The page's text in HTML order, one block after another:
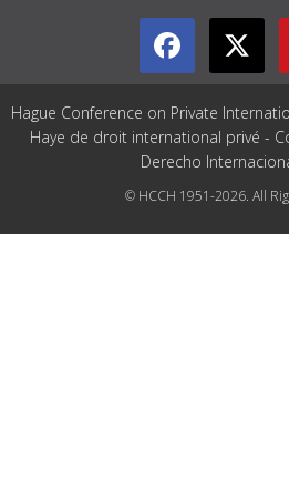
Hague Conference on Private
Haye de droit international privé -
Derecho
© HCCH 1951-2026. All